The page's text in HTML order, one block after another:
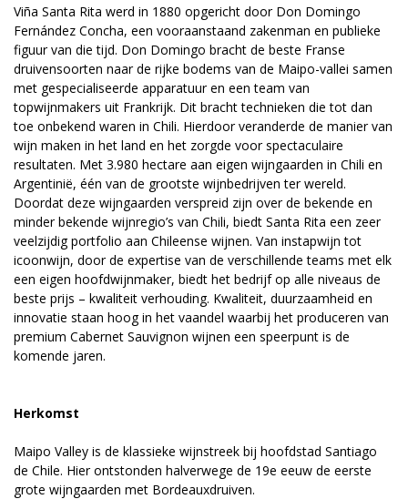
Viña Santa Rita werd in 1880 opgericht door Don Domingo
Fernández Concha, een vooraanstaand zakenman en publieke
figuur van die tijd. Don Domingo bracht de beste Franse
druivensoorten naar de rijke bodems van de Maipo-vallei samen
met gespecialiseerde apparatuur en een team van
topwijnmakers uit Frankrijk. Dit bracht technieken die tot dan
toe onbekend waren in Chili. Hierdoor veranderde de manier van
wijn maken in het land en het zorgde voor spectaculaire
resultaten. Met 3.980 hectare aan eigen wijngaarden in Chili en
Argentinië, één van de grootste wijnbedrijven ter wereld.
Doordat deze wijngaarden verspreid zijn over de bekende en
minder bekende wijnregio’s van Chili, biedt Santa Rita een zeer
veelzijdig portfolio aan Chileense wijnen. Van instapwijn tot
icoonwijn, door de expertise van de verschillende teams met elk
een eigen hoofdwijnmaker, biedt het bedrijf op alle niveaus de
beste prijs – kwaliteit verhouding. Kwaliteit, duurzaamheid en
innovatie staan hoog in het vaandel waarbij het produceren van
premium Cabernet Sauvignon wijnen een speerpunt is de
komende jaren.
Herkomst
Maipo Valley is de klassieke wijnstreek bij hoofdstad Santiago
de Chile. Hier ontstonden halverwege de 19e eeuw de eerste
grote wijngaarden met Bordeauxdruiven.